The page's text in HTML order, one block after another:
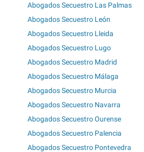
Abogados Secuestro Las Palmas
Abogados Secuestro León
Abogados Secuestro Lleida
Abogados Secuestro Lugo
Abogados Secuestro Madrid
Abogados Secuestro Málaga
Abogados Secuestro Murcia
Abogados Secuestro Navarra
Abogados Secuestro Ourense
Abogados Secuestro Palencia
Abogados Secuestro Pontevedra